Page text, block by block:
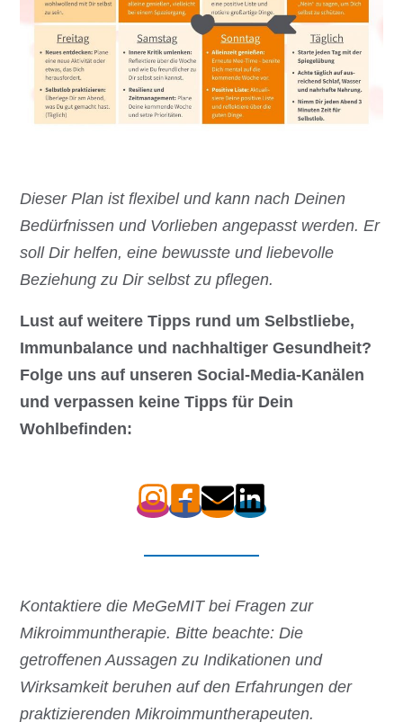
Dieser Plan ist flexibel und kann nach Deinen
Bedürfnissen und Vorlieben angepasst werden. Er
soll Dir helfen, eine bewusste und liebevolle
Beziehung zu Dir selbst zu pflegen.
Lust auf weitere Tipps rund um Selbstliebe,
Immunbalance und nachhaltiger Gesundheit?
Folge uns auf unseren Social-Media-Kanälen
und verpassen keine Tipps für Dein
Wohlbefinden:
Kontaktiere die MeGeMIT bei Fragen zur
Mikroimmuntherapie. Bitte beachte: Die
getroffenen Aussagen zu Indikationen und
Wirksamkeit beruhen auf den Erfahrungen der
praktizierenden Mikroimmuntherapeuten.